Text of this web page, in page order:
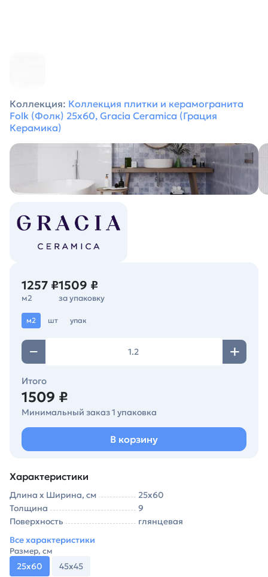
Коллекция: Коллекция плитки и керамогранита
Folk (Фолк) 25х60, Gracia Ceramica (Грация
Керамика)
1257 ₽
м2
1509 ₽
за упаковку
м2 шт упак
Итого
1509 ₽
Минимальный заказ 1 упаковка
В корзину
Характеристики
Длина х Ширина, см
25х60
Толщина
9
Поверхность
глянцевая
Все характеристики
Размер, см
25х60 45х45